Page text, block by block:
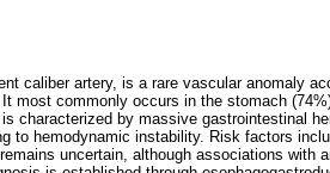
caliber artery, is a rare vascular anomaly
most commonly occurs in the stomach
characterized by massive gastrointestinal
to hemodynamic instability. Risk factors
uncertain, although associations with